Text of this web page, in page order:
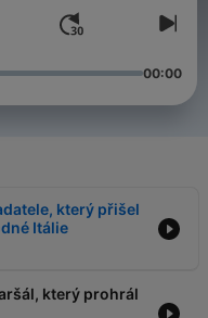
00:00
který přišel
Itálie
který prohrál